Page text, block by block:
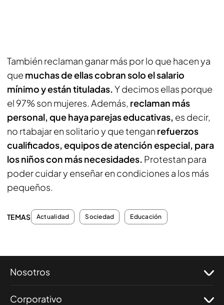
También reclaman ganar más por lo que hacen ya
que muchas de ellas cobran solo el salario
mínimo y están tituladas.Y decimos ellas porque
el 97% son mujeres. Además, reclaman más
personal, que haya parejas educativas, es decir,
no rtabajar en solitario y que tengan refuerzos
cualificados, equipos de atención especial, para
los niños con más necesidades. Protestan para
poder cuidar y enseñar en condiciones a los más
pequeños.
TEMAS Actualidad Sociedad Educación
Nosotros
Corporativo